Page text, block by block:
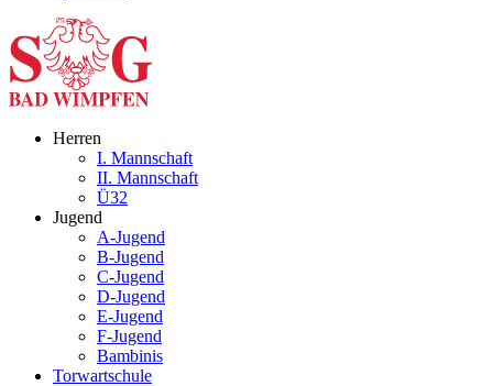
Herren
I. Mannschaft
II. Mannschaft
Ü32
Jugend
A-Jugend
B-Jugend
C-Jugend
D-Jugend
E-Jugend
F-Jugend
Bambinis
Torwartschule